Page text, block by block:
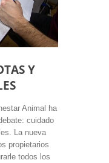
Y
Animal ha
cuidado
La nueva
propietarios
todos los